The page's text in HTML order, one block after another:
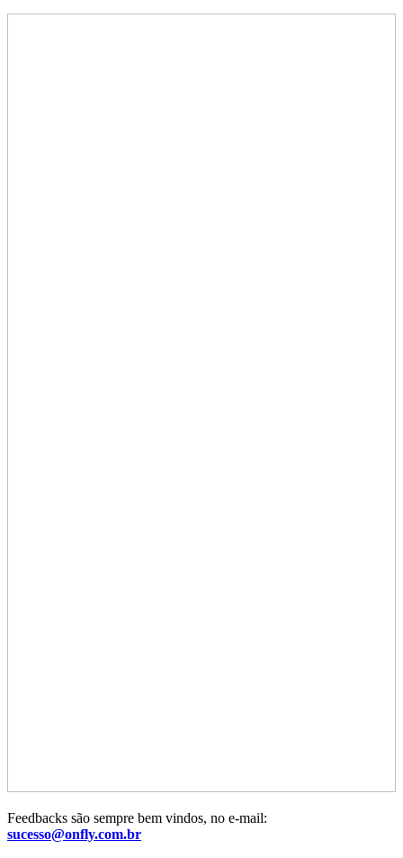
Feedbacks são sempre bem vindos, no e-mail:
sucesso@onfly.com.br